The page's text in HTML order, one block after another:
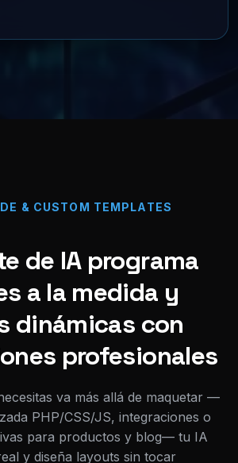
& CUSTOM TEMPLATES
de IA programa
a la medida y
dinámicas con
profesionales
va más allá de maquetar —
PHP/CSS/JS, integraciones o
para productos y blog— tu IA
y diseña layouts sin tocar